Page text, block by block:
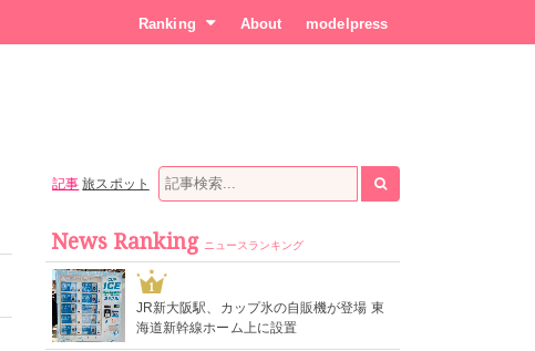
Ranking About modelpress
記事 旅スポット
News Ranking ニュースランキング
1
JR新大阪駅、カップ氷の自販機が登場 東
海道新幹線ホーム上に設置